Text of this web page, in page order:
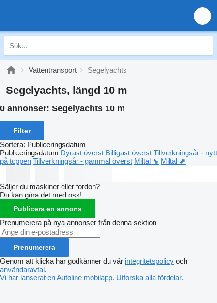
Vattentransport Segelyachts
Segelyachts, längd 10 m
0 annonser: Segelyachts 10 m
Filter
Sortera: Publiceringsdatum
Publiceringsdatum Dyrast överst Billigast överst Tillverkningsår - nytt
på toppen Tillverkningsår - gammal överst Miltal ⬊ Miltal ⬈
Säljer du maskiner eller fordon?
Du kan göra det med oss!
Publicera en annons
Prenumerera på nya annonser från denna sektion
Prenumerera
Genom att klicka här godkänner du vår integritetspolicy och
användaravtal.
Vi har lanserat en Autoline mobilapp. Utforska alla fördelar.